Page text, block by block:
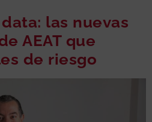
las nuevas
AEAT que
de riesgo